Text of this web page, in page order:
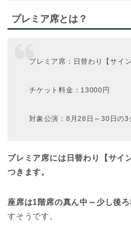
プレミア席とは？
プレミア席：日替わり【サイ
チケット料金：13000円
対象公演：8月28日～30日の3
プレミア席には日替わり【サイ
つきます。
座席は1階席の真ん中～少し後
すそうです。